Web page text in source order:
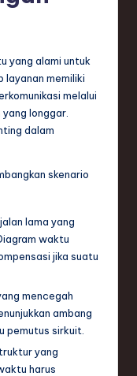
yang alami untuk
memiliki
melalui
longgar.
dalam
skenario
lama yang
waktu
jika suatu
mencegah
ambang
pemutus sirkuit.
yang
harus